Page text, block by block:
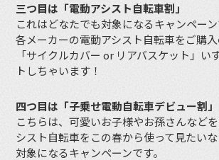
三つ目は「電動アシスト自転車割」
これはどなたでも対象になるキャンペーン
各メーカーの電動アシスト自転車をご購
「サイクルカバー or リアバスケット」い
トしちゃいます！
四つ目は「子乗せ電動自転車デビュー割」
こちらは、可愛いお子様やお孫さんなど
シスト自転車をこの春から使って見たい
対象になるキャンペーンです。